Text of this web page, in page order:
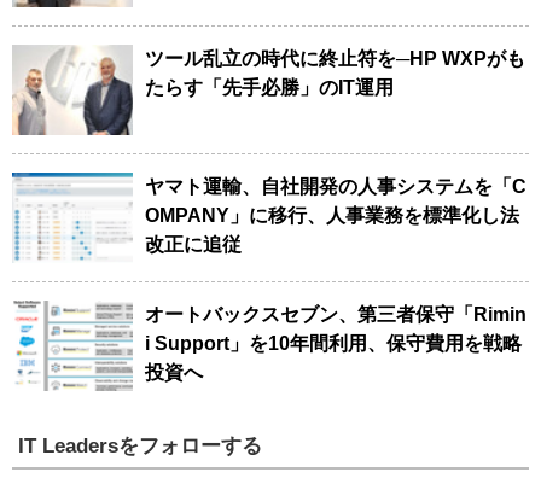
ツール乱立の時代に終止符を─HP WXPがも
たらす「先手必勝」のIT運用
ヤマト運輸、自社開発の人事システムを「C
OMPANY」に移行、人事業務を標準化し法
改正に追従
オートバックスセブン、第三者保守「Rimin
i Support」を10年間利用、保守費用を戦略
投資へ
IT Leadersをフォローする